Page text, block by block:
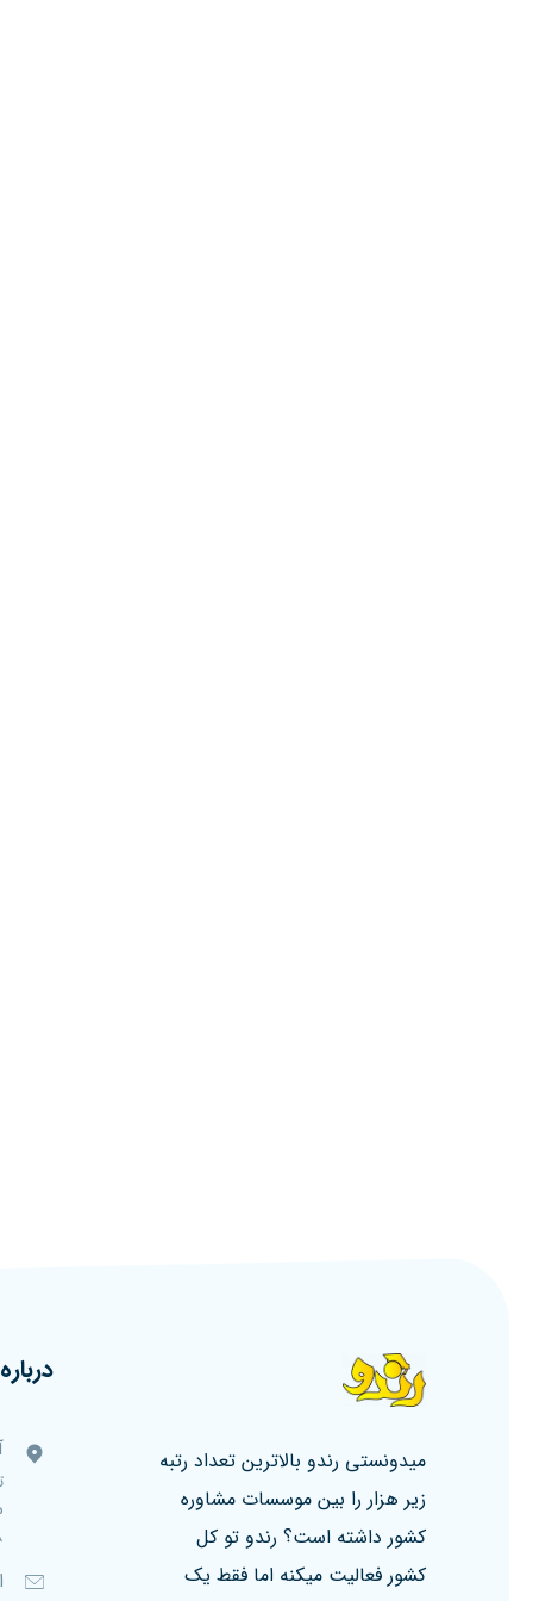
میدونستی رندو بالاترین تعداد رتبه
زیر هزار را بین موسسات مشاوره
کشور داشته است؟ رندو تو کل
کشور فعالیت میکنه اما فقط یک